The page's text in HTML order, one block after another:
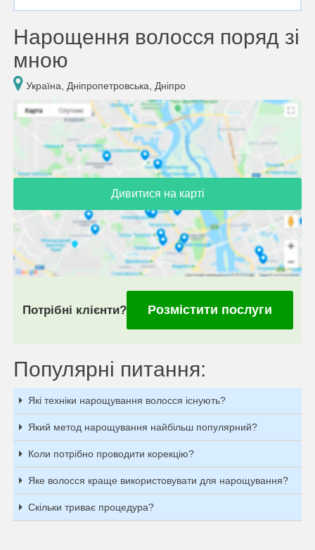
Нарощення волосся поряд зі
мною
Україна, Дніпропетровська, Дніпро
Дивитися на карті
Потрібні клієнти? Розмістити послуги
Популярні питання:
Які техніки нарощування волосся існують?
Який метод нарощування найбільш популярний?
Коли потрібно проводити корекцію?
Яке волосся краще використовувати для нарощування?
Скільки триває процедура?